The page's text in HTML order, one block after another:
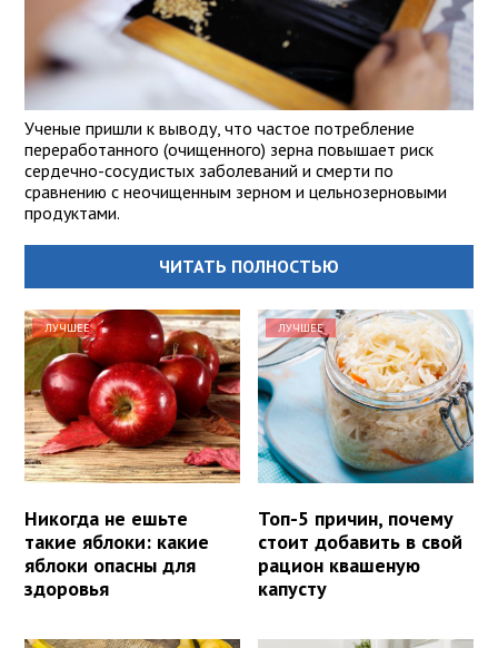
Ученые пришли к выводу, что частое потребление
переработанного (очищенного) зерна повышает риск
сердечно-сосудистых заболеваний и смерти по
сравнению с неочищенным зерном и цельнозерновыми
продуктами.
ЧИТАТЬ ПОЛНОСТЬЮ
ЛУЧШЕЕ
Никогда не ешьте
такие яблоки: какие
яблоки опасны для
здоровья
ЛУЧШЕЕ
Топ-5 причин, почему
стоит добавить в свой
рацион квашеную
капусту